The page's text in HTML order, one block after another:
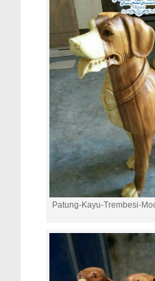
Patung-Kayu-Trembesi-